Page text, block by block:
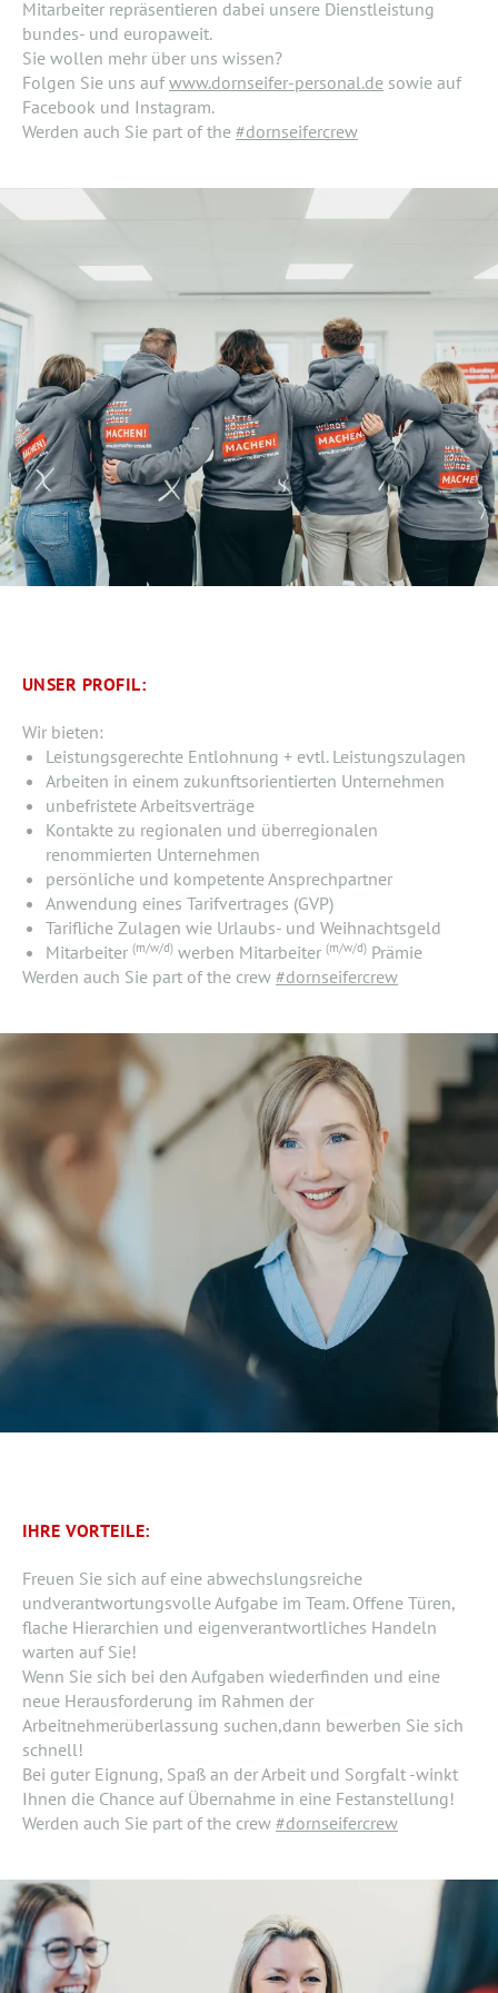
Mitarbeiter repräsentieren dabei unsere Dienstleistung
bundes- und europaweit.
Sie wollen mehr über uns wissen?
Folgen Sie uns aufwww.dornseifer-personal.de sowie auf
Facebook und Instagram.
Werden auch Sie part of the #dornseifercrew
UNSER PROFIL:
Wir bieten:
Leistungsgerechte Entlohnung + evtl. Leistungszulagen
Arbeiten in einem zukunftsorientierten Unternehmen
unbefristete Arbeitsverträge
Kontakte zu regionalen und überregionalen
renommierten Unternehmen
persönliche und kompetente Ansprechpartner
Anwendung eines Tarifvertrages (GVP)
Tarifliche Zulagen wie Urlaubs- und Weihnachtsgeld
Mitarbeiter (m/w/d)werben Mitarbeiter (m/w/d)Prämie
Werden auch Sie part of the crew #dornseifercrew
IHRE VORTEILE:
Freuen Sie sich auf eine abwechslungsreiche
undverantwortungsvolle Aufgabe im Team. Offene Türen,
flache Hierarchien und eigenverantwortliches Handeln
warten auf Sie!
Wenn Sie sich bei den Aufgaben wiederfinden und eine
neue Herausforderung im Rahmen der
Arbeitnehmerüberlassung suchen,dann bewerben Sie sich
schnell!
Bei guter Eignung, Spaß an der Arbeit und Sorgfalt -winkt
Ihnen die Chance auf Übernahme in eine Festanstellung!
Werden auch Sie part of the crew #dornseifercrew